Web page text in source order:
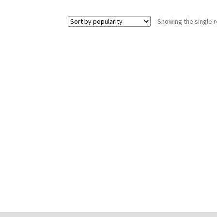
Showing the single